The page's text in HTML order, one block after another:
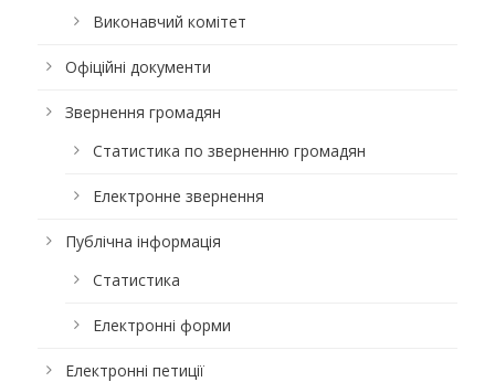
Виконавчий комітет
Офіційні документи
Звернення громадян
Статистика по зверненню громадян
Електронне звернення
Публічна інформація
Статистика
Електронні форми
Електронні петиції